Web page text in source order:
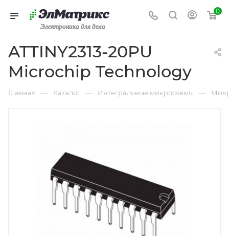
Электроника для дела
0
ATTINY2313-20PU
Microchip Technology
Главная — Каталог — Интегральные микросхемы —